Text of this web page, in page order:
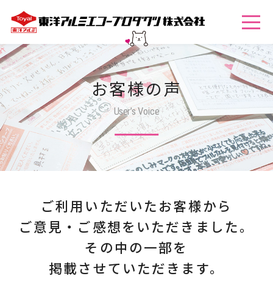
お客様の声
User’s Voice
ご利用いただいたお客様から
ご意見・ご感想をいただきました。
その中の一部を
掲載させていただきます。